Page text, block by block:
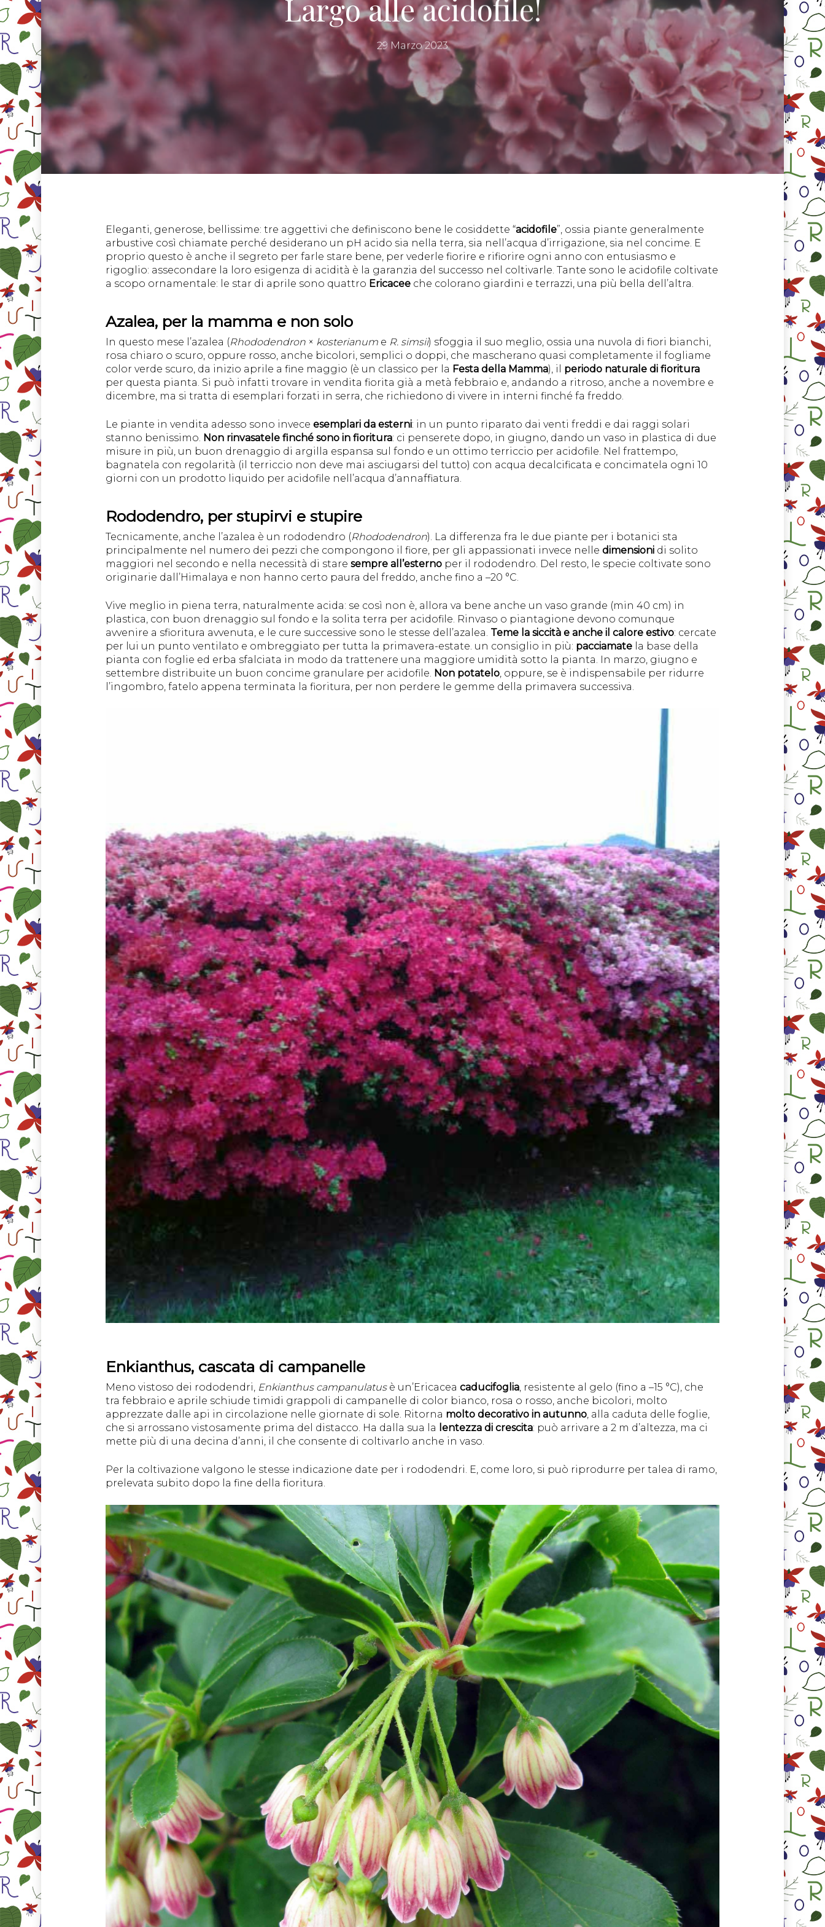
Largo alle acidofile!
29 Marzo 2023
Eleganti, generose, bellissime: tre aggettivi che definiscono bene le cosiddette “acidofile”, ossia piante generalmente
arbustive così chiamate perché desiderano un pH acido sia nella terra, sia nell’acqua d’irrigazione, sia nel concime. E
proprio questo è anche il segreto per farle stare bene, per vederle fiorire e rifiorire ogni anno con entusiasmo e
rigoglio: assecondare la loro esigenza di acidità è la garanzia del successo nel coltivarle. Tante sono le acidofile coltivate
a scopo ornamentale: le star di aprile sono quattro Ericacee che colorano giardini e terrazzi, una più bella dell’altra.
Azalea, per la mamma e non solo
In questo mese l’azalea (Rhododendron × kosterianum e R. simsii) sfoggia il suo meglio, ossia una nuvola di fiori bianchi,
rosa chiaro o scuro, oppure rosso, anche bicolori, semplici o doppi, che mascherano quasi completamente il fogliame
color verde scuro, da inizio aprile a fine maggio (è un classico per la Festa della Mamma), il periodo naturale di fioritura
per questa pianta. Si può infatti trovare in vendita fiorita già a metà febbraio e, andando a ritroso, anche a novembre e
dicembre, ma si tratta di esemplari forzati in serra, che richiedono di vivere in interni finché fa freddo.
Le piante in vendita adesso sono invece esemplari da esterni: in un punto riparato dai venti freddi e dai raggi solari
stanno benissimo. Non rinvasatele finché sono in fioritura: ci penserete dopo, in giugno, dando un vaso in plastica di due
misure in più, un buon drenaggio di argilla espansa sul fondo e un ottimo terriccio per acidofile. Nel frattempo,
bagnatela con regolarità (il terriccio non deve mai asciugarsi del tutto) con acqua decalcificata e concimatela ogni 10
giorni con un prodotto liquido per acidofile nell’acqua d’annaffiatura.
Rododendro, per stupirvi e stupire
Tecnicamente, anche l’azalea è un rododendro (Rhododendron). La differenza fra le due piante per i botanici sta
principalmente nel numero dei pezzi che compongono il fiore, per gli appassionati invece nelle dimensioni di solito
maggiori nel secondo e nella necessità di stare sempre all’esterno per il rododendro. Del resto, le specie coltivate sono
originarie dall’Himalaya e non hanno certo paura del freddo, anche fino a –20 °C.
Vive meglio in piena terra, naturalmente acida: se così non è, allora va bene anche un vaso grande (min 40 cm) in
plastica, con buon drenaggio sul fondo e la solita terra per acidofile. Rinvaso o piantagione devono comunque
avvenire a sfioritura avvenuta, e le cure successive sono le stesse dell’azalea. Teme la siccità e anche il calore estivo: cercate
per lui un punto ventilato e ombreggiato per tutta la primavera-estate. un consiglio in più: pacciamate la base della
pianta con foglie ed erba sfalciata in modo da trattenere una maggiore umidità sotto la pianta. In marzo, giugno e
settembre distribuite un buon concime granulare per acidofile. Non potatelo, oppure, se è indispensabile per ridurre
l’ingombro, fatelo appena terminata la fioritura, per non perdere le gemme della primavera successiva.
Enkianthus, cascata di campanelle
Meno vistoso dei rododendri, Enkianthus campanulatusè un’Ericacea caducifoglia, resistente al gelo (fino a –15 °C), che
tra febbraio e aprile schiude timidi grappoli di campanelle di color bianco, rosa o rosso, anche bicolori, molto
apprezzate dalle api in circolazione nelle giornate di sole. Ritorna molto decorativo in autunno, alla caduta delle foglie,
che si arrossano vistosamente prima del distacco. Ha dalla sua la lentezza di crescita: può arrivare a 2 m d’altezza, ma ci
mette più di una decina d’anni, il che consente di coltivarlo anche in vaso.
Per la coltivazione valgono le stesse indicazione date per i rododendri. E, come loro, si può riprodurre per talea di ramo,
prelevata subito dopo la fine della fioritura.